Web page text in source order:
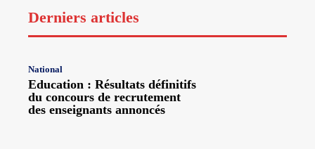
Derniers articles
National
Education : Résultats définitifs
du concours de recrutement
des enseignants annoncés